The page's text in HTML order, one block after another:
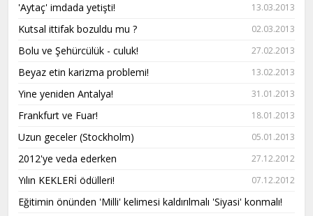
'Aytaç' imdada yetişti! 13.03.2013
Kutsal ittifak bozuldu mu ? 02.03.2013
Bolu ve Şehürcülük - culuk! 27.02.2013
Beyaz etin karizma problemi! 13.02.2013
Yine yeniden Antalya! 31.01.2013
Frankfurt ve Fuar! 18.01.2013
Uzun geceler (Stockholm) 05.01.2013
2012'ye veda ederken 27.12.2012
Yılın KEKLERİ ödülleri! 07.12.2012
Eğitimin önünden 'Milli' kelimesi kaldırılmalı 'Siyasi' konmalı!